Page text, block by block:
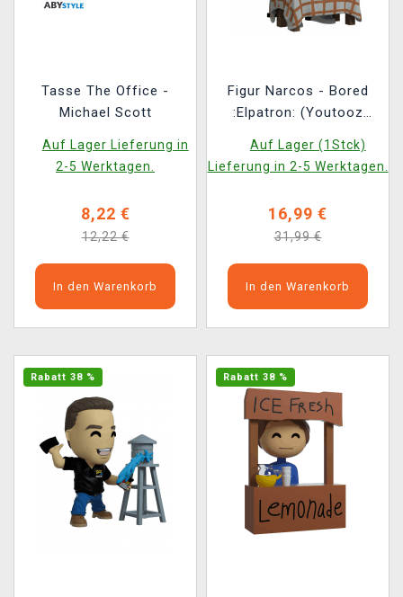
Tasse The Office -
Michael Scott
Auf Lager Lieferung in
2-5 Werktagen.
8,22 €
12,22 €
In den Warenkorb
Figur Narcos - Bored
:Elpatron: (Youtooz
Auf Lager (1Stck)
Lieferung in 2-5 Werktagen.
16,99 €
31,99 €
In den Warenkorb
Rabatt 38 % Rabatt 38 %